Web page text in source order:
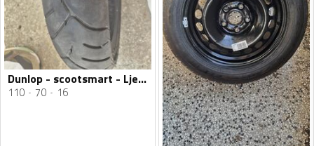
Dunlop - scootsmart - Ljetnja guma
110 70 16